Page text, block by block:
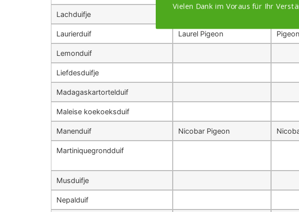
Lachduifje
Laurierduif Laurel Pigeon
Lemonduif
Liefdesduifje
Madagaskartortelduif
Maleise koekoeksduif
Manenduif Nicobar Pigeon
Martiniquegrondduif
Musduifje
Nepalduif
Vielen Dank im Voraus für Ihr